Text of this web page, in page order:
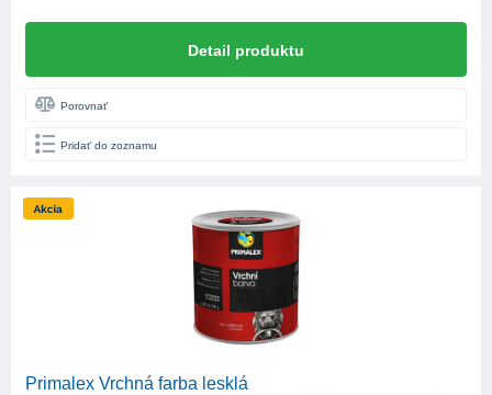
Detail produktu
Porovnať
Pridať do zoznamu
Primalex Vrchná farba lesklá